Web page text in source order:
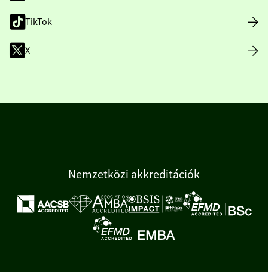
TikTok
X
Nemzetközi akkreditációk